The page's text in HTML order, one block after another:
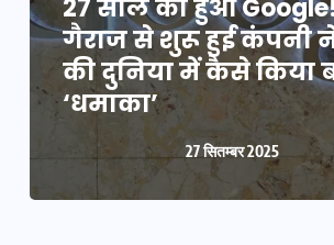
27 साल का हुआ
गैराज से शुरू हुई कंपनी
की दुनिया में कैसे किया
‘धमाका’
27 सितम्बर 2025